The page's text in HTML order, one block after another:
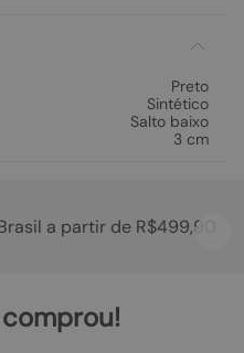
Preto
Sintético
Salto baixo
3 cm
a partir de R$499,90